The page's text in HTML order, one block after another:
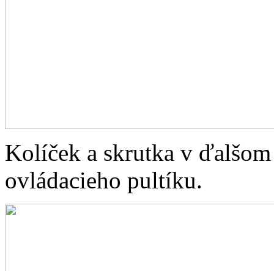
Kolíček a skrutka v
ovládacieho pultíku.